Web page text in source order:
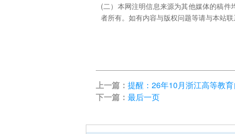
(二）本网注明信息来源为其他媒体的稿
者所有。如有内容与版权问题等请与本站
上一篇： 提醒：26年10月浙江高等教
下一篇： 最后一页